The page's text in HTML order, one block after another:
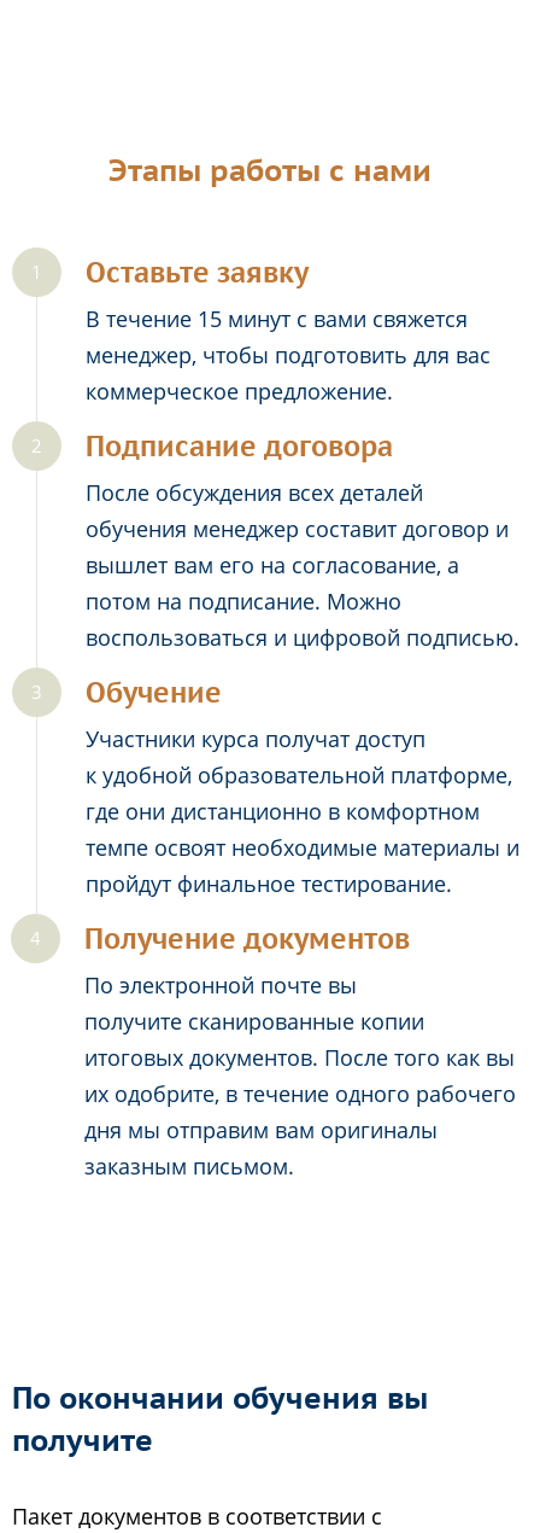
Этапы работы с нами
Оставьте заявку
В течение 15 минут с вами свяжется
менеджер, чтобы подготовить для вас
коммерческое предложение.
Подписание договора
После обсуждения всех деталей
обучения менеджер составит договор и
вышлет вам его на согласование, а
потом на подписание. Можно
воспользоваться и цифровой подписью.
Обучение
Участники курса получат доступ
к удобной образовательной платформе,
где они дистанционно в комфортном
темпе освоят необходимые материалы и
пройдут финальное тестирование.
Получение документов
По электронной почте вы
получите сканированные копии
итоговых документов. После того как вы
их одобрите, в течение одного рабочего
дня мы отправим вам оригиналы
заказным письмом.
По окончании обучения вы
получите
Пакет документов в соответствии с